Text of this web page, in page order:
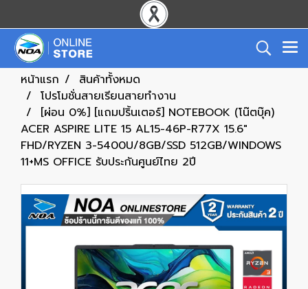
หน้าแรก
สินค้าทั้งหมด
โปรโมชั่นสายเรียนสายทำงาน
[ผ่อน 0%] [แถมปริ้นเตอร์] NOTEBOOK (โน๊ตบุ๊ค)
ACER ASPIRE LITE 15 AL15-46P-R77X 15.6"
FHD/RYZEN 3-5400U/8GB/SSD 512GB/WINDOWS
11+MS OFFICE รับประกันศูนย์ไทย 2ปี